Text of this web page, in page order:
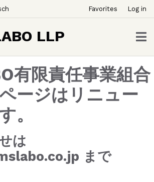
ー
ザ
ー
ア
カ
ウ
ン
ー
Favorites Log in
LLP
有限責任事業組合
ージはリニュー
。
は
まで